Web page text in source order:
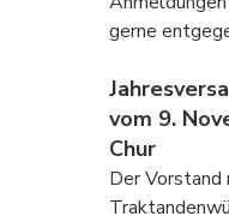
gerne
vom 9.
Chur
Der Vorstand